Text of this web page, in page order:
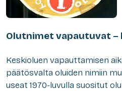
Olutnimet vapautuvat –
Keskioluen vapauttamisen
päätösvalta oluiden nimiin
useat 1970-luvulla suositut